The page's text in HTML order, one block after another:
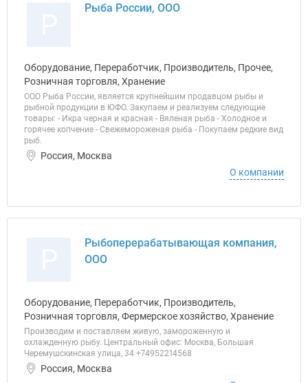
Рыба России, ООО
Оборудование, Переработчик, Производитель, Прочее,
Розничная торговля, Хранение
ООО Рыба России, является крупнейшим продавцом рыбы и
рыбной продукции в ЮФО. Закупаем и реализуем следующие
товары: - Икра черная и красная - Вяленая рыба - Холодное и
горячее копчение - Свежемороженая рыба - Покупаем редкие вид
рыб.
Россия, Москва
О компании
Рыбоперерабатывающая компания,
ООО
Оборудование, Переработчик, Производитель,
Розничная торговля, Фермерское хозяйство, Хранение
Производим и поставляем живую, замороженную и
охлажденную рыбу. Центральный офис: Москва, Большая
Черемушскинская улица, 34 +74952214568
Россия, Москва